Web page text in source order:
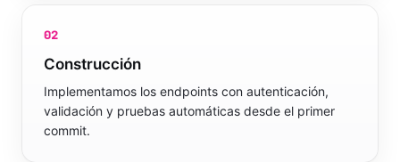
02
Construcción
Implementamos los endpoints con autenticación,
validación y pruebas automáticas desde el primer
commit.